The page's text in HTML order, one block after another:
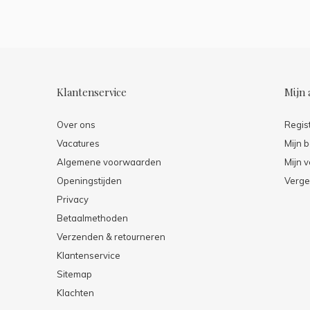
Klantenservice
Over ons
Vacatures
Algemene voorwaarden
Openingstijden
Privacy
Betaalmethoden
Verzenden & retourneren
Klantenservice
Sitemap
Klachten
Mijn
Mijn
Mijn